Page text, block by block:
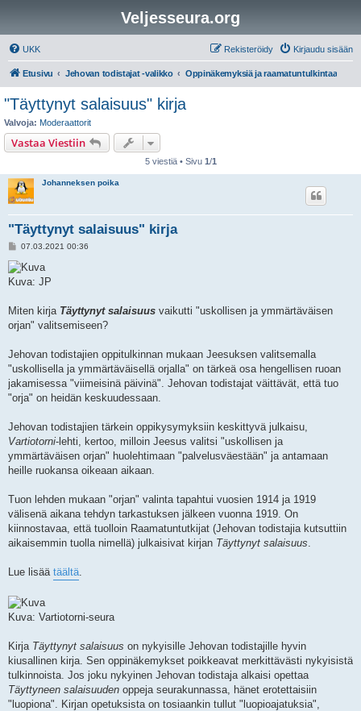
Veljesseura.org
UKK Kirjaudu sisään
Rekisteröidy
Etusivu Jehovan todistajat -valikko Oppinäkemyksiä ja raamatuntulkintaa
"Täyttynyt salaisuus" kirja
Valvoja: Moderaattorit
Vastaa Viestiin
5 viestiä • Sivu 1/1
Johanneksen poika
"Täyttynyt salaisuus" kirja
V
e
s
t
07.03.2021 00:36
Kuva: JP
Miten kirja Täyttynyt salaisuus vaikutti "uskollisen ja ymmärtäväisen
orjan" valitsemiseen?
Jehovan todistajien oppitulkinnan mukaan Jeesuksen valitsemalla
"uskollisella ja ymmärtäväisellä orjalla" on tärkeä osa hengellisen ruoan
jakamisessa "viimeisinä päivinä". Jehovan todistajat väittävät, että tuo
"orja" on heidän keskuudessaan.
Jehovan todistajien tärkein oppikysymyksiin keskittyvä julkaisu,
Vartiotorni-lehti, kertoo, milloin Jeesus valitsi "uskollisen ja
ymmärtäväisen orjan" huolehtimaan "palvelusväestään" ja antamaan
heille ruokansa oikeaan aikaan.
Tuon lehden mukaan "orjan" valinta tapahtui vuosien 1914 ja 1919
välisenä aikana tehdyn tarkastuksen jälkeen vuonna 1919. On
kiinnostavaa, että tuolloin Raamatuntutkijat (Jehovan todistajia kutsuttiin
aikaisemmin tuolla nimellä) julkaisivat kirjan Täyttynyt salaisuus.
Lue lisää täältä.
Kuva: Vartiotorni-seura
Kirja Täyttynyt salaisuus on nykyisille Jehovan todistajille hyvin
kiusallinen kirja. Sen oppinäkemykset poikkeavat merkittävästi nykyisistä
tulkinnoista. Jos joku nykyinen Jehovan todistaja alkaisi opettaa
Täyttyneen salaisuuden oppeja seurakunnassa, hänet erotettaisiin
"luopiona". Kirjan opetuksista on tosiaankin tullut "luopioajatuksia",